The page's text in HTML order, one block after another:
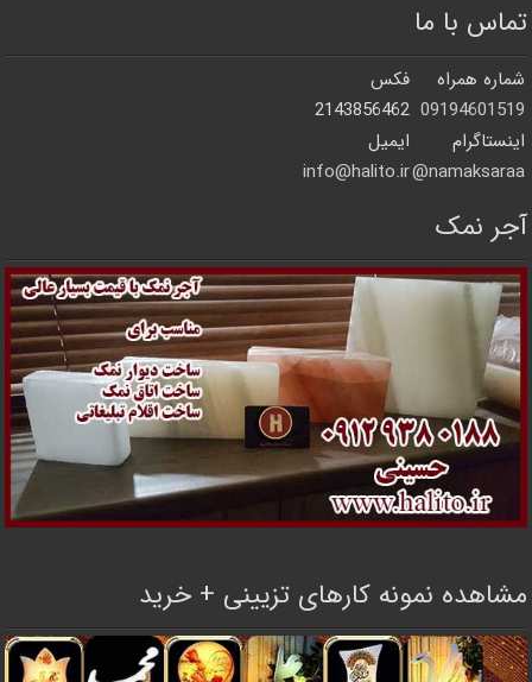
تماس با ما
شماره همراه
فکس
09194601519
2143856462
اینستاگرام
ایمیل
namaksaraa@
info@halito.ir
آجر نمک
مشاهده نمونه کارهای تزیینی + خرید